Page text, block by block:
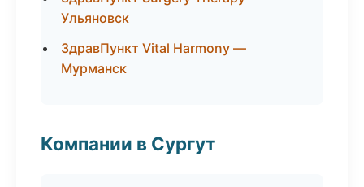
Ульяновск
ЗдравПункт Vital Harmony —
Мурманск
Компании в Сургут